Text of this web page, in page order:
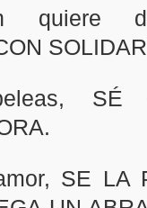
quiere
SÉ
SE LA